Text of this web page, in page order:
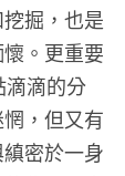
掘，也是
。更重要
滴的分
，但又有
密於一身